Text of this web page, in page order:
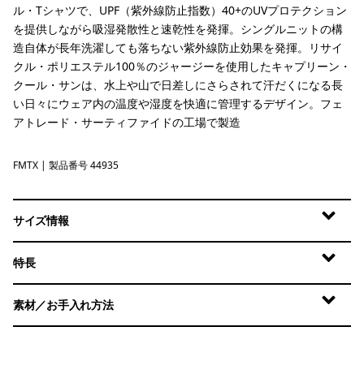
ル・Tシャツで、UPF（紫外線防止指数）40+のUVプロテクション
を提供しながら吸湿発散性と速乾性を発揮。シングルニットの構
造自体が長年洗濯しても落ちない紫外線防止効果を発揮。リサイ
クル・ポリエステル100％のジャージーを使用したキャプリーン・
クール・サンは、水上や山で日差しにさらされて汗だくになる長
い日々にウェア内の温度や湿度を快適に管理するデザイン。フェ
アトレード・サーティファイドの工場で製造
Fuzzy Mauve - Moonrise Taupe X-Dye
FMTX | 製品番号 44935
サイズ情報
特長
素材／お手入れ方法